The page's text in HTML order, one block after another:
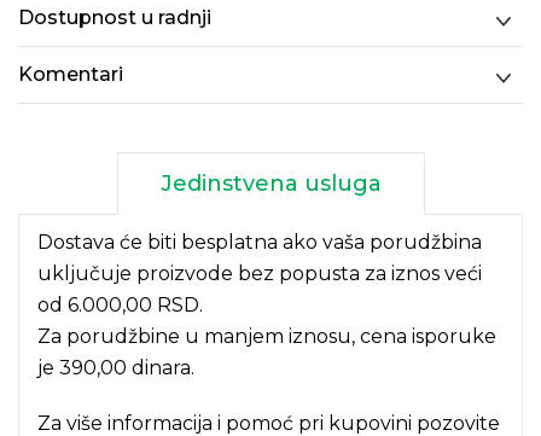
Dostupnost u radnji
Komentari
Jedinstvena usluga
Dostava će biti besplatna ako vaša porudžbina
uključuje proizvode bez popusta za iznos veći
od 6.000,00 RSD.
Za porudžbine u manjem iznosu, cena isporuke
je 390,00 dinara.
Za više informacija i pomoć pri kupovini pozovite